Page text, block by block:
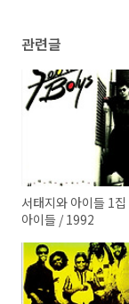
관련글
서태지와 아이들 1
아이들 / 1992